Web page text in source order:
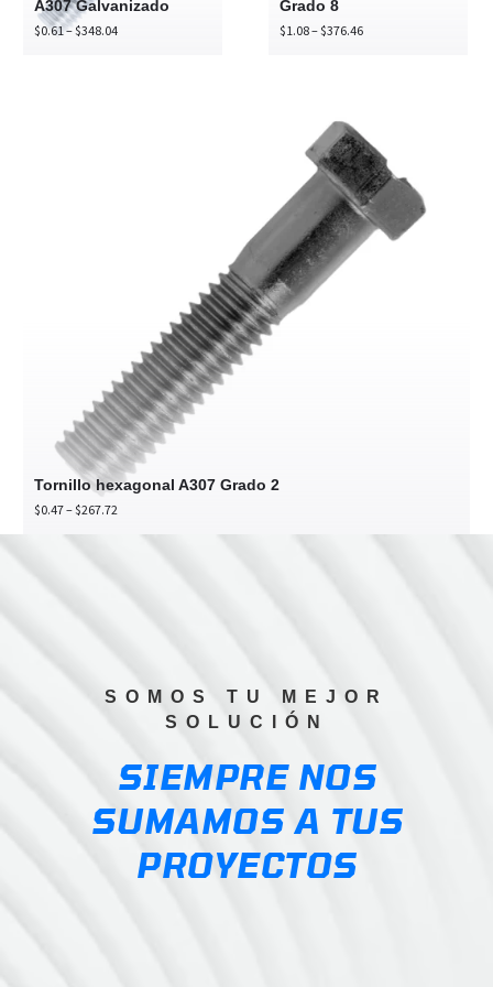
A307 Galvanizado
$0.61–$348.04Price
Grado 8
$1.08–$376.46Price
Tornillo hexagonal A307 Grado 2
$0.47–$267.72
hexagonal
Grado
SOMOS TU MEJOR
SOLUCIÓN
SIEMPRE NOS
SUMAMOS A TUS
PROYECTOS